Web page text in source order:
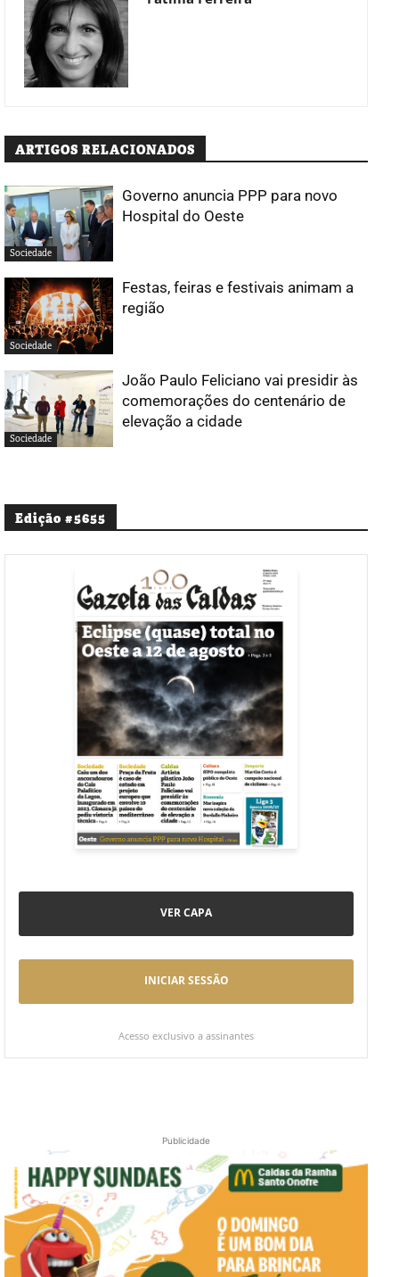
ARTIGOS RELACIONADOS
Sociedade
Governo anuncia PPP para novo
Hospital do Oeste
Sociedade
Festas, feiras e festivais animam a
região
Sociedade
João Paulo Feliciano vai presidir às
comemorações do centenário de
elevação a cidade
Edição #5655
VER CAPA
INICIAR SESSÃO
Acesso exclusivo a assinantes
Publicidade